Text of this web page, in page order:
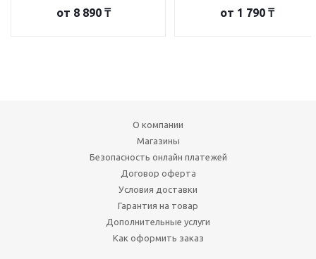
от 8 890 ₸ от 1 790 ₸
О компании
Магазины
Безопасность онлайн платежей
Договор оферта
Условия доставки
Гарантия на товар
Дополнительные услуги
Как оформить заказ